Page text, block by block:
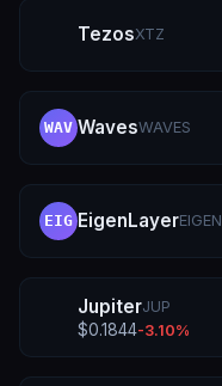
TezosXTZ
WAV WavesWAVES
EIG EigenLayerEIGEN
JupiterJUP
$0.1844-3.10%